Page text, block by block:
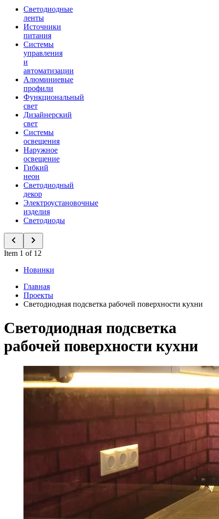
Светодиодные
ленты
Источники
питания
Системы
управления
и
автоматизации
Алюминиевые
профили
Функциональный
свет
Дизайнерский
свет
Системы
освещения
Наружное
освещение
Гибкий
неон
Светодиодный
декор
Электроустановочные
изделия
Светодиоды
Item 1 of 12
Новинки
Главная
Проекты
Светодиодная подсветка рабочей поверхности кухни
Светодиодная подсветка
рабочей поверхности кухни